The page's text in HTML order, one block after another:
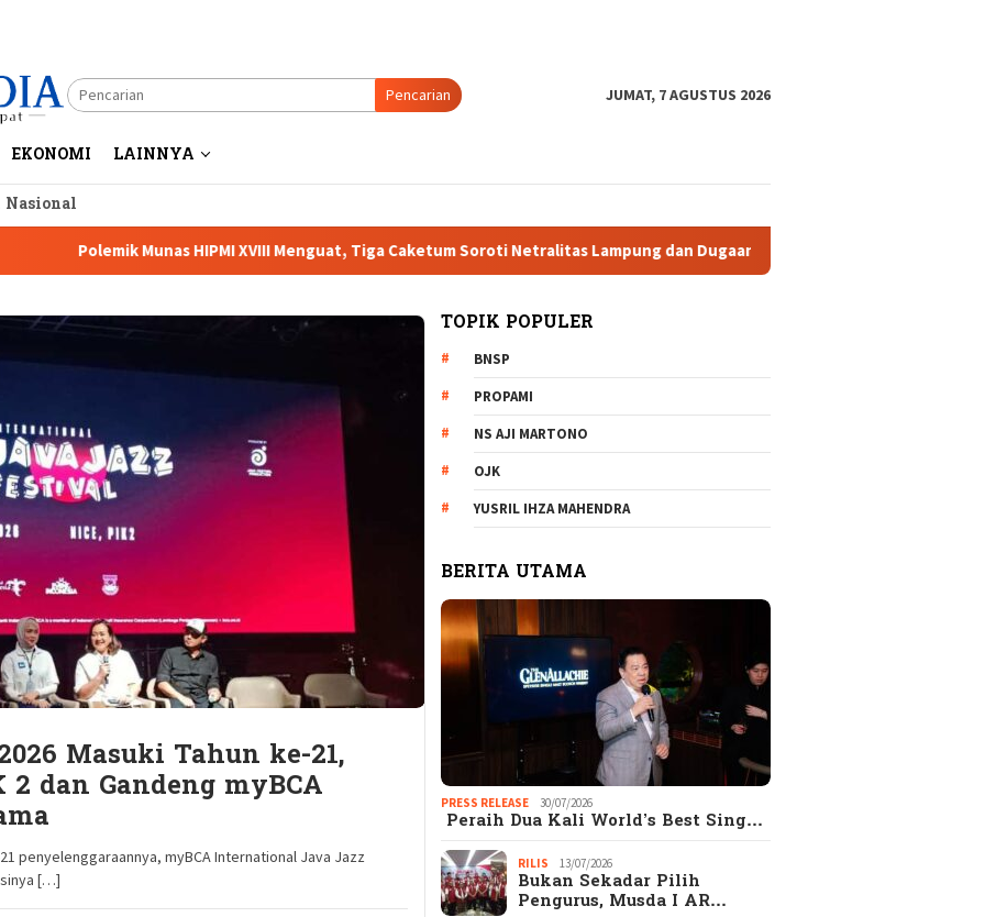
Pencarian JUMAT, 7 AGUSTUS 2026
EKONOMI LAINNYA
Nasional
Munas HIPMI XVIII Menguat, Tiga Caketum Soroti Netralitas Lampung dan Dugaan Pelanggaran AD/ART
Masuki Tahun ke-21,
dan Gandeng myBCA
21 penyelenggaraannya, myBCA International Java Jazz
[…]
TOPIK POPULER
BNSP
PROPAMI
NS AJI MARTONO
OJK
YUSRIL IHZA MAHENDRA
BERITA UTAMA
PRESS RELEASE 30/07/2026
Peraih Dua Kali World’s Best Sing…
RILIS 13/07/2026
Bukan Sekadar Pilih
Pengurus, Musda I AR…